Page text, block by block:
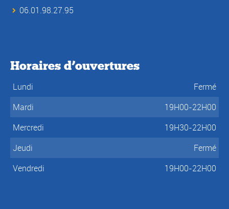
06.01.98.27.95
Horaires d’ouvertures
Lundi
Fermé
Mardi
19H00-22H00
Mercredi
19H30-22H00
Jeudi
Fermé
Vendredi
19H00-22H00